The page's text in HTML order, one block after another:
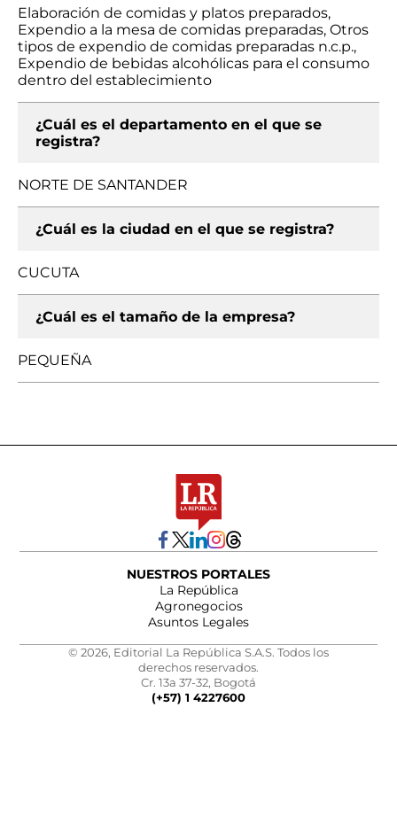
Elaboración de comidas y platos preparados,
Expendio a la mesa de comidas preparadas, Otros
tipos de expendio de comidas preparadas n.c.p.,
Expendio de bebidas alcohólicas para el consumo
dentro del establecimiento
¿Cuál es el departamento en el que se
registra?
NORTE DE SANTANDER
¿Cuál es la ciudad en el que se registra?
CUCUTA
¿Cuál es el tamaño de la empresa?
PEQUEÑA
NUESTROS PORTALES
La República
Agronegocios
Asuntos Legales
© 2026, Editorial La República S.A.S. Todos los
derechos reservados.
Cr. 13a 37-32, Bogotá
(+57) 1 4227600